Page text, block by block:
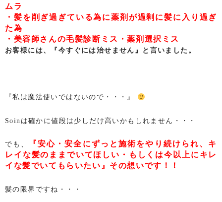
ムラ
・髪を削ぎ過ぎている為に薬剤が過剰に髪に入り過ぎ
た為
・美容師さんの毛髪診断ミス・薬剤選択ミス
お客様には、『今すぐには治せません』と言いました。
『私は魔法使いではないので・・・』
Soinは確かに値段は少しだけ高いかもしれません・・・
でも、
『安心・安全にずっと施術をやり続けられ、キ
レイな髪のままでいてほしい・もしくは今以上にキレ
イな髪でいてもらいたい』その想いです！！
髪の限界ですね・・・